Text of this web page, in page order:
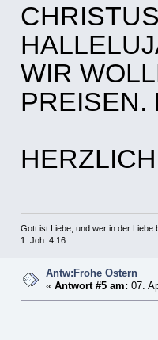
WIR
PREISEN.
Gott ist Liebe, und wer in der Liebe
1. Joh. 4.16
Antw:Frohe Ostern
«Antwort #5 am: 07.